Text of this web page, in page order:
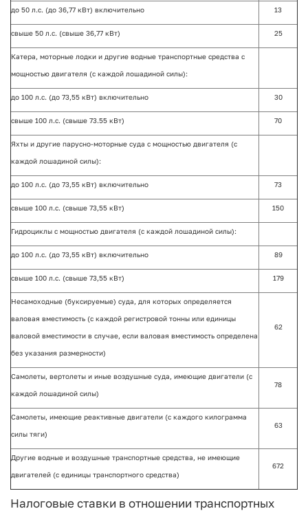
до 50 л.с. (до 36,77 кВт) включительно 13
свыше 50 л.с. (свыше 36,77 кВт) 25
Катера, моторные лодки и другие водные транспортные средства с
мощностью двигателя (с каждой лошадиной силы):
до 100 л.с. (до 73,55 кВт) включительно 30
свыше 100 л.с. (свыше 73.55 кВт) 70
Яхты и другие парусно-моторные суда с мощностью двигателя (с
каждой лошадиной силы):
до 100 л.с. (до 73,55 кВт) включительно 73
свыше 100 л.с. (свыше 73,55 кВт) 150
Гидроциклы с мощностью двигателя (с каждой лошадиной силы):
до 100 л.с. (до 73,55 кВт) включительно 89
свыше 100 л.с. (свыше 73,55 кВт) 179
Несамоходные (буксируемые) суда, для которых определяется
валовая вместимость (с каждой регистровой тонны или единицы
валовой вместимости в случае, если валовая вместимость определена
без указания размерности)
62
Самолеты, вертолеты и иные воздушные суда, имеющие двигатели (с
каждой лошадиной силы)
78
Самолеты, имеющие реактивные двигатели (с каждого килограмма
силы тяги)
63
Другие водные и воздушные транспортные средства, не имеющие
двигателей (с единицы транспортного средства)
672
Налоговые ставки в отношении транспортных